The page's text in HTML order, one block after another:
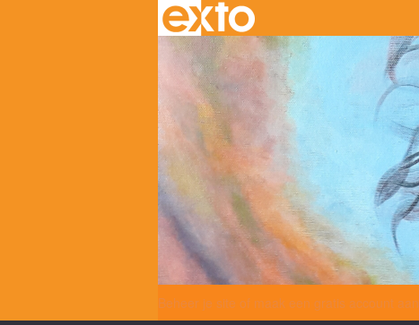
Beheer je site of maak een gratis account aan